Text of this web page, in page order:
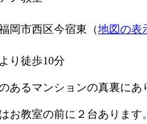
岡市西区今宿東（地図の表
り徒歩10分
あるマンションの真裏にあ
お教室の前に２台あります。